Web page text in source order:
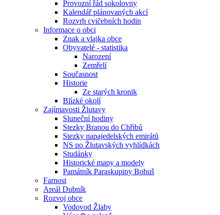
Provozní řád sokolovny
Kalendář plánovaných akcí
Rozvrh cvičebních hodin
Informace o obci
Znak a vlajka obce
Obyvatelé - statistika
Narození
Zemřelí
Současnost
Historie
Ze starých kronik
Blízké okolí
Zajímavosti Žlutavy
Sluneční hodiny
Stezky Branou do Chřibů
Stezky napajedelských emirátů
NS po Žlutavských vyhlídkách
Studánky
Historické mapy a modely
Památník Paraskupiny Bohuš
Farnost
Areál Dubník
Rozvoj obce
Vodovod Žlaby